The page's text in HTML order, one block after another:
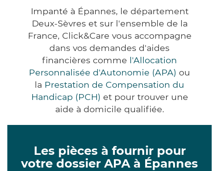
Impanté à Épannes, le département
Deux-Sèvres et sur l'ensemble de la
France, Click&Care vous accompagne
dans vos demandes d'aides
financières comme l'Allocation
Personnalisée d'Autonomie (APA) ou
la Prestation de Compensation du
Handicap (PCH) et pour trouver une
aide à domicile qualifiée.
Les pièces à fournir pour
votre dossier APA à Épannes